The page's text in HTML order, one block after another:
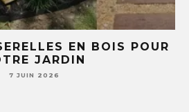
EN BOIS POUR
JARDIN
7 JUIN 2026